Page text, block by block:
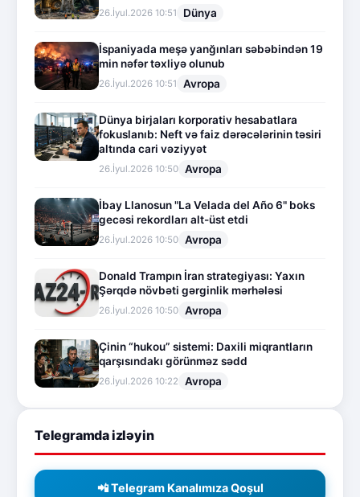
26.İyul.2026 10:51 Dünya
İspaniyada meşə yanğınları səbəbindən 19
min nəfər təxliyə olunub
26.İyul.2026 10:51 Avropa
Dünya birjaları korporativ hesabatlara
fokuslanıb: Neft və faiz dərəcələrinin təsiri
altında cari vəziyyət
26.İyul.2026 10:50 Avropa
İbay Llanosun "La Velada del Año 6" boks
gecəsi rekordları alt-üst etdi
26.İyul.2026 10:50 Avropa
Donald Trampın İran strategiyası: Yaxın
Şərqdə növbəti gərginlik mərhələsi
26.İyul.2026 10:50 Avropa
Çinin “hukou” sistemi: Daxili miqrantların
qarşısındakı görünməz sədd
26.İyul.2026 10:22 Avropa
Telegramda izləyin
📲 Telegram Kanalımıza Qoşul